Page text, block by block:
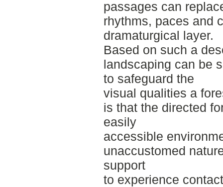
passages can
rhythms, paces and
dramaturgical layer.
Based on such a
landscaping can be
to safeguard the
visual qualities a
is that the directed
easily
accessible
unaccustomed
support
to experience